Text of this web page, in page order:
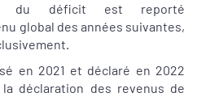
du déficit est reporté
global des années suivantes,
en 2021 et déclaré en 2022
déclaration des revenus de